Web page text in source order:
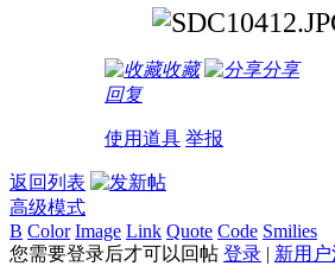
收藏
分享
回复
使用道具 举报
返回列表
高级模式
B Color Image Link Quote Code Smilies
您需要登录后才可以回帖 登录 | 新用